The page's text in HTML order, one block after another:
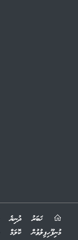
ޚަބަރު ދުނިޔެ
މުނިފޫހިފިލުވުން
ކޮލަމް